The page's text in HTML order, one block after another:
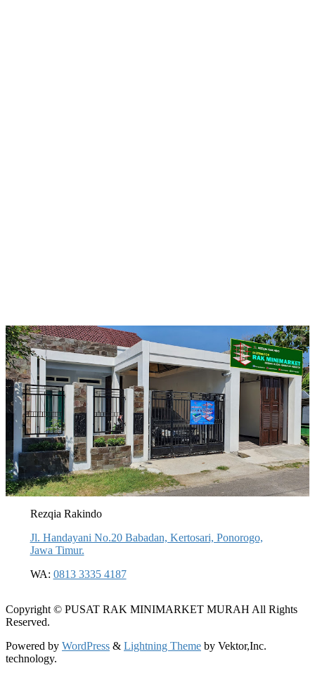
Rezqia Rakindo
Jl. Handayani No.20 Babadan, Kertosari, Ponorogo,
Jawa Timur.
WA: 0813 3335 4187
Copyright © PUSAT RAK MINIMARKET MURAH All Rights
Reserved.
Powered by WordPress & Lightning Theme by Vektor,Inc.
technology.